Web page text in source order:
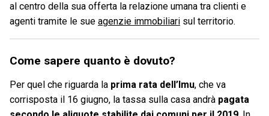
al centro della sua offerta la relazione umana tra clienti e
agenti tramite le sue agenzie immobiliari sul territorio.
Come sapere quanto è dovuto?
Per quel che riguarda la prima rata dell’Imu, che va
corrisposta il 16 giugno, la tassa sulla casa andrà pagata